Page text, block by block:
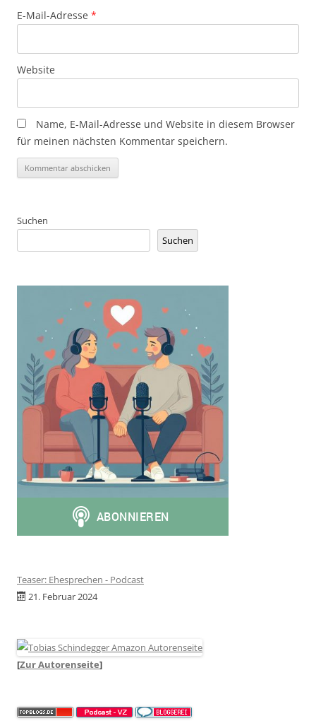
E-Mail-Adresse *
Website
Name, E-Mail-Adresse und Website in diesem Browser
für meinen nächsten Kommentar speichern.
Suchen
Suchen
Teaser: Ehesprechen - Podcast
21. Februar 2024
[Zur Autorenseite]